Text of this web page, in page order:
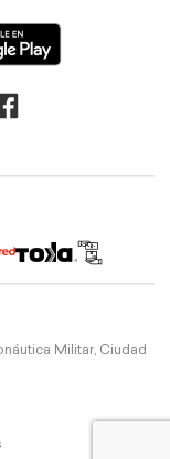
Militar, Ciudad